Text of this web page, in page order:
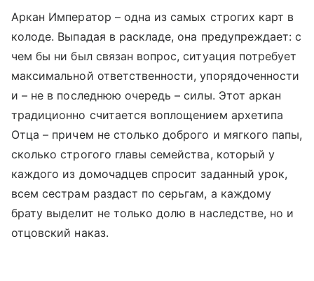
Аркан Император – одна из самых строгих карт в
колоде. Выпадая в раскладе, она предупреждает: с
чем бы ни был связан вопрос, ситуация потребует
максимальной ответственности, упорядоченности
и – не в последнюю очередь – силы. Этот аркан
традиционно считается воплощением архетипа
Отца – причем не столько доброго и мягкого папы,
сколько строгого главы семейства, который у
каждого из домочадцев спросит заданный урок,
всем сестрам раздаст по серьгам, а каждому
брату выделит не только долю в наследстве, но и
отцовский наказ.